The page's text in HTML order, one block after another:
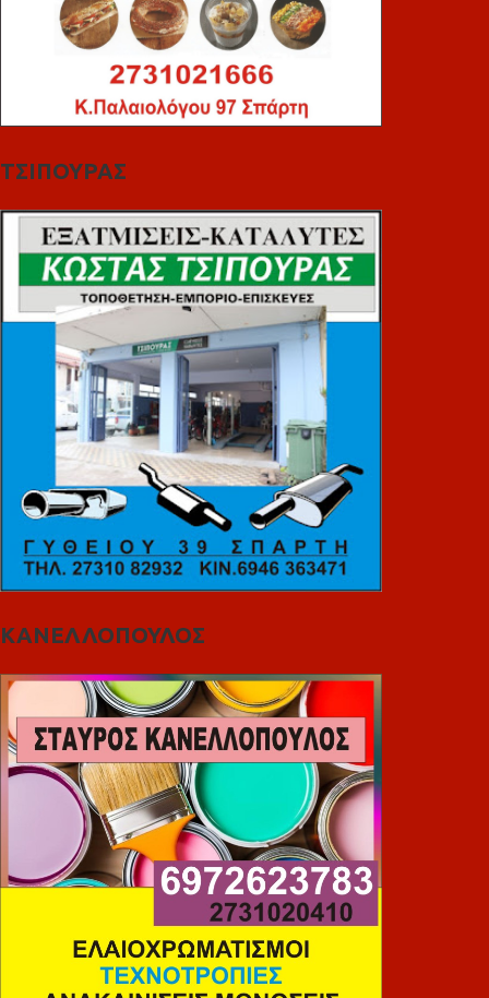
ΤΣΙΠΟΥΡΑΣ
ΚΑΝΕΛΛΟΠΟΥΛΟΣ